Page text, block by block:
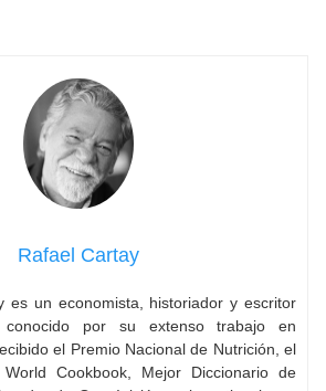
Rafael Cartay
es un economista, historiador y escritor
conocido por su extenso trabajo en
el Premio Nacional de Nutrición, el
Cookbook, Mejor Diccionario de